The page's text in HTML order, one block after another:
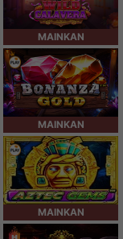
MAINKAN
MAINKAN
MAINKAN